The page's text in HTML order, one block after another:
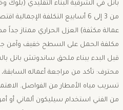
من 3 إلى 6 أسابيع التكلفة
عمالة مكثفة) العزل الحراري ممتاز جداً
مكلفة الحمل على السطح خفيف وآمن
قبل البدء ببناء ملحق ساندوتش بانل
محترف: تأكد من مراجعة أعماله
تسريب مياه الأمطار من الفواصل.
من الفني استخدام سيليكون ألماني أو